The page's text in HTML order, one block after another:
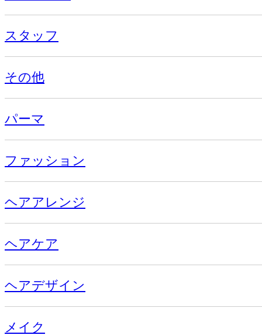
スタッフ
その他
パーマ
ファッション
ヘアアレンジ
ヘアケア
ヘアデザイン
メイク